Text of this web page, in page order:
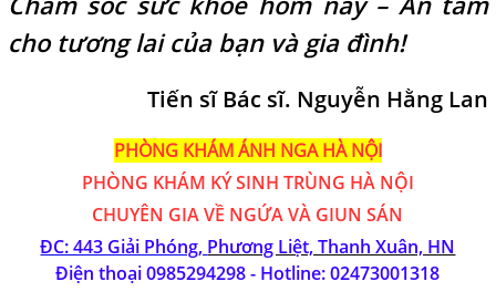
cho tương lai của bạn và gia đình!
Tiến sĩ Bác sĩ. Nguyễn Hằng Lan
PHÒNG KHÁM ÁNH NGA HÀ NỘI
PHÒNG KHÁM KÝ SINH TRÙNG HÀ NỘI
CHUYÊN GIA VỀ NGỨA VÀ GIUN SÁN
ĐC: 443 Giải Phóng, Phương Liệt, Thanh Xuân, HN
Điện thoại 0985294298 - Hotline:02473001318